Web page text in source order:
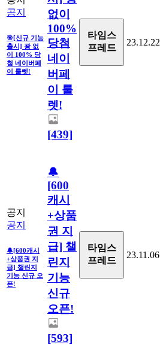
공지
🎯[신규 기능
출시] 꽝 없
이 100% 당
첨 네이버페
이 룰렛!
없이
100%
당첨
네이
버페
이 룰
렛!
[439]
타임스
프레드
23.12.22
공지
공지
🔔[600캐시
+상품권 지
급] 챌린지
기능 신규 오
픈!
🔔
[600
캐시
+상품
권 지
급] 챌
린지
기능
신규
오픈!
[593]
타임스
프레드
23.11.06